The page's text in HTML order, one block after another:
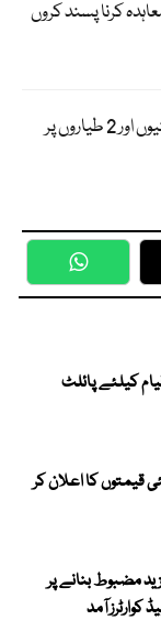
کرنا پسند کروں
امریکا نے ایران سے منسلک 3 کمپنیوں اور 2 طیاروں پر
WhatsApp
کیلئے پائلٹ
قیمتوں کا اعلان کر
مضبوط بنانے پر
کوارٹرز آمد